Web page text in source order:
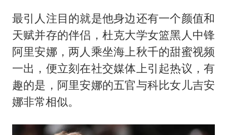
最引人注目的就是他身边还有一个颜值和
天赋并存的伴侣，杜克大学女篮黑人中锋
阿里安娜，两人乘坐海上秋千的甜蜜视频
一出，便立刻在社交媒体上引起热议，有
趣的是，阿里安娜的五官与科比女儿吉安
娜非常相似。